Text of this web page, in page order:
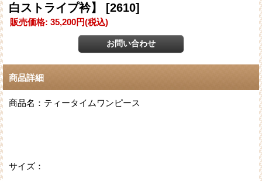
白ストライプ衿】 [2610]
販売価格: 35,200円(税込)
商品詳細
商品名：ティータイムワンピース
サイズ：